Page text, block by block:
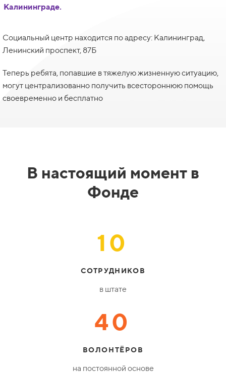
Калининграде.
Социальный центр находится по адресу: Калининград,
Ленинский проспект, 87Б
Теперь ребята, попавшие в тяжелую жизненную ситуацию,
могут централизованно получить всестороннюю помощь
своевременно и бесплатно
В настоящий момент в
Фонде
10
СОТРУДНИКОВ
в штате
40
ВОЛОНТЁРОВ
на постоянной основе